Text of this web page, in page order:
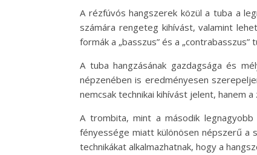
A rézfúvós hangszerek közül a tuba a
számára rengeteg kihívást, valamint
formák a „basszus” és a
A tuba hangzásának gazdagsága és
népzenében is eredményesen
nemcsak technikai kihívást jelent, hanem
A trombita, mint a második
fényessége miatt különösen népszerű a
technikákat alkalmazhatnak, hogy a